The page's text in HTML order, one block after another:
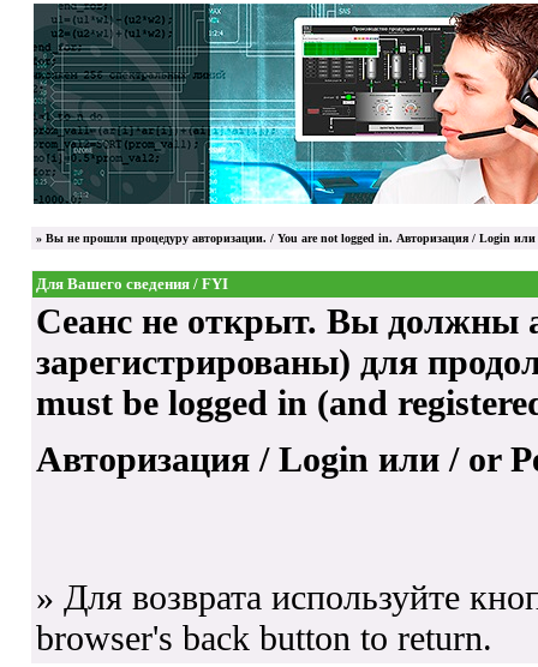
» Вы не прошли процедуру авторизации. / You are not logged in. Авторизация / Login
Для Вашего сведения / FYI
Сеанс не открыт. Вы должны
зарегистрированы) для
must be logged in (and
Авторизация / Login или / or
» Для возврата используйте
browser's back button to return.